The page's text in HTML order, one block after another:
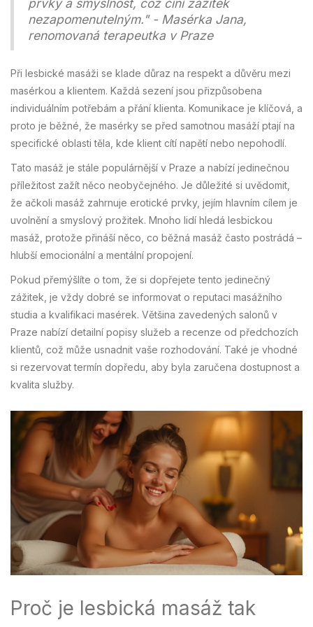
prvky a smyslnost, což činí zážitek
nezapomenutelným." - Masérka Jana,
renomovaná terapeutka v Praze
Při lesbické masáži se klade důraz na respekt a důvěru mezi
masérkou a klientem. Každá sezení jsou přizpůsobena
individuálním potřebám a přání klienta. Komunikace je klíčová, a
proto je běžné, že masérky se před samotnou masáží ptají na
specifické oblasti těla, kde klient cítí napětí nebo nepohodlí.
Tato masáž je stále populárnější v Praze a nabízí jedinečnou
příležitost zažít něco neobyčejného. Je důležité si uvědomit,
že ačkoli masáž zahrnuje erotické prvky, jejím hlavním cílem je
uvolnění a smyslový prožitek. Mnoho lidí hledá lesbickou
masáž, protože přináší něco, co běžná masáž často postrádá –
hlubší emocionální a mentální propojení.
Pokud přemýšlíte o tom, že si dopřejete tento jedinečný
zážitek, je vždy dobré se informovat o reputaci masážního
studia a kvalifikaci masérek. Většina zavedených salonů v
Praze nabízí detailní popisy služeb a recenze od předchozích
klientů, což může usnadnit vaše rozhodování. Také je vhodné
si rezervovat termín dopředu, aby byla zaručena dostupnost a
kvalita služby.
Proč je lesbická masáž tak